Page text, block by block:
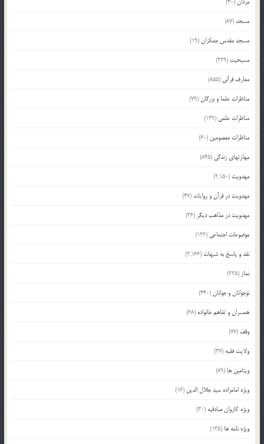
مسجد(87)
مسجد مقدس جمکران(19)
مسیحیت (229)
معارف قرآنی (855)
مناظرات علما و بزرگان(79)
مناظرات علمی (139)
مناظرات معصومین (60)
مهارتهای زندگی (845)
مهدویت (2,150)
مهدویت در قرآن و روایات (47)
مهدویت در مذاهب دیگر (36)
موضوعات اجتماعی (122)
نقد و پاسخ به شبهات (2,166)
نماز (225)
نوجوانان و جوانان(440)
همسران و تفاهم خانواده (68)
وقف (77)
ولایت فقیه (37)
ویتامین ها (89)
ویژه امامزاده سید جلال الدین (16)
ویژه کاروان صادقیه (30)
ویژه نامه ها (135)